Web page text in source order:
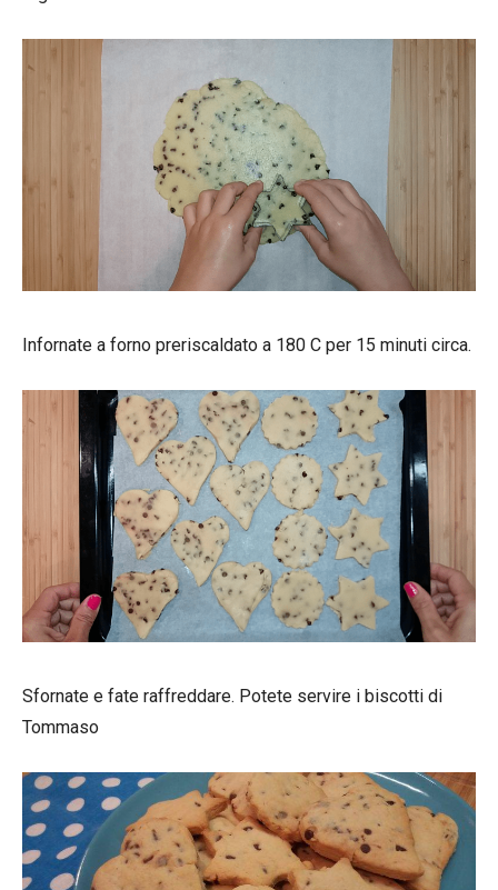
Infornate a forno preriscaldato a 180 C per 15 minuti circa.
Sfornate e fate raffreddare. Potete servire i biscotti di
Tommaso